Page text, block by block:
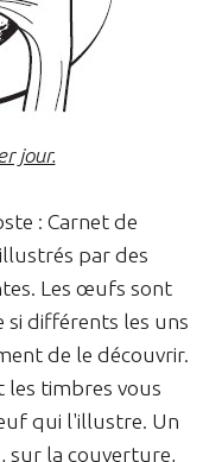
jour.
: Carnet de
par des
Les œufs sont
si différents les uns
de le découvrir.
les timbres vous
qui l'illustre. Un
sur la couverture,